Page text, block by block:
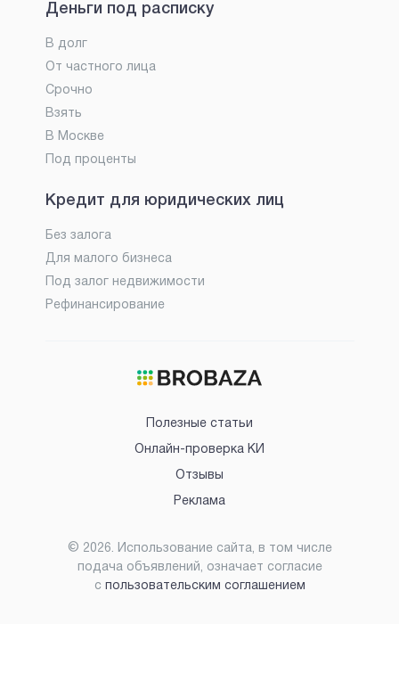
Деньги под расписку
В долг
От частного лица
Срочно
Взять
В Москве
Под проценты
Кредит для юридических лиц
Без залога
Для малого бизнеса
Под залог недвижимости
Рефинансирование
Полезные статьи
Онлайн-проверка КИ
Отзывы
Реклама
© 2026. Использование сайта, в том числе
подача объявлений, означает согласие
с пользовательским соглашением